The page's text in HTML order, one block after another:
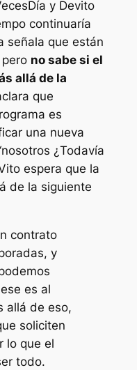
Día y Devito
continuaría
señala que están
no sabe si el
allá de la
que
es
una nueva
nosotros ¿Todavía
espera que la
de la siguiente
contrato
y
es al
allá de eso,
soliciten
lo que el
todo.